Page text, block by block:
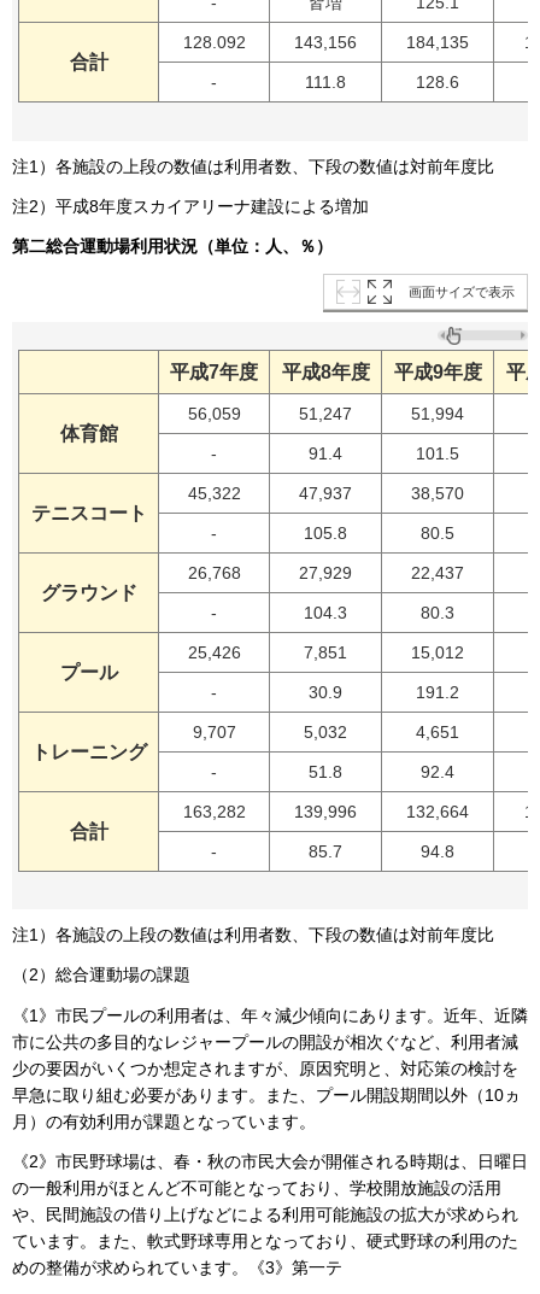
合計
128.092 143,156 184,135
- 111.8 128.6
注1）各施設の上段の数値は利用者数、下段の数値は対前年度比
注2）平成8年度スカイアリーナ建設による増加
第二総合運動場利用状況（単位：人、％）
画面サイズで表示
平成7年度 平成8年度 平成9年度 平
体育館
56,059 51,247 51,994
- 91.4 101.5
テニスコート
45,322 47,937 38,570
- 105.8 80.5
グラウンド
26,768 27,929 22,437
- 104.3 80.3
プール
25,426 7,851 15,012
- 30.9 191.2
トレーニング
9,707 5,032 4,651
- 51.8 92.4
合計
163,282 139,996 132,664
- 85.7 94.8
注1）各施設の上段の数値は利用者数、下段の数値は対前年度比
（2）総合運動場の課題
《1》市民プールの利用者は、年々減少傾向にあります。近年、近隣
市に公共の多目的なレジャープールの開設が相次ぐなど、利用者減
少の要因がいくつか想定されますが、原因究明と、対応策の検討を
早急に取り組む必要があります。また、プール開設期間以外（10ヵ
月）の有効利用が課題となっています。
《2》市民野球場は、春・秋の市民大会が開催される時期は、日曜日
の一般利用がほとんど不可能となっており、学校開放施設の活用
や、民間施設の借り上げなどによる利用可能施設の拡大が求められ
ています。また、軟式野球専用となっており、硬式野球の利用のた
めの整備が求められています。《3》第一テ